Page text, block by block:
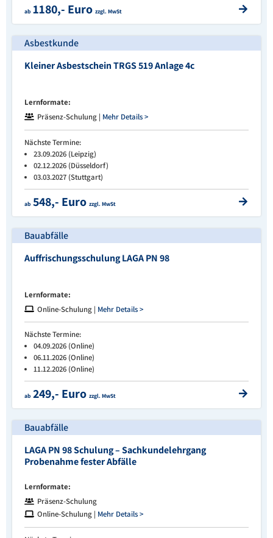
ab 1180,- Euro zzgl. MwSt
Asbestkunde
Kleiner Asbestschein TRGS 519 Anlage 4c
Lernformate:
Präsenz-Schulung | Mehr Details >
Nächste Termine:
23.09.2026 (Leipzig)
02.12.2026 (Düsseldorf)
03.03.2027 (Stuttgart)
ab 548,- Euro zzgl. MwSt
Bauabfälle
Auffrischungsschulung LAGA PN 98
Lernformate:
Online-Schulung | Mehr Details >
Nächste Termine:
04.09.2026 (Online)
06.11.2026 (Online)
11.12.2026 (Online)
ab 249,- Euro zzgl. MwSt
Bauabfälle
LAGA PN 98 Schulung – Sachkundelehrgang
Probenahme fester Abfälle
Lernformate:
Präsenz-Schulung
Online-Schulung | Mehr Details >